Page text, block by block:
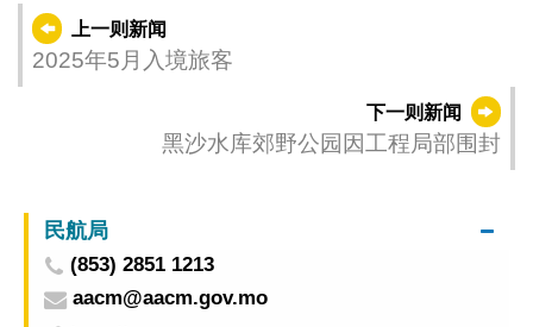
上一则新闻
2025年5月入境旅客
下一则新闻
黑沙水库郊野公园因工程局部围封
民航局
(853) 2851 1213
aacm@aacm.gov.mo